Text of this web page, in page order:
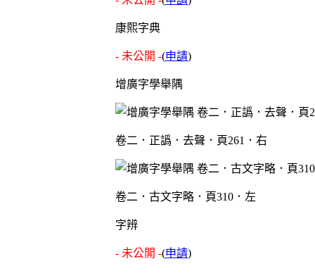
康熙字典
- 未公開 -(申請)
增廣字學舉隅
卷二．正譌．去聲．頁261．右
卷二．古文字略．頁310．左
字辨
- 未公開 -(申請)